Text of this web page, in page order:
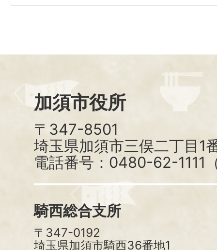
加須市役所
〒347-8501
埼玉県加須市三俣二丁目1
電話番号：0480-62-1111
騎西総合支所
〒347-0192
埼玉県加須市騎西36番地1